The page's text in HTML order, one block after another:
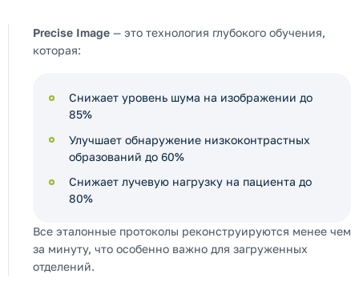
Precise Image — это технология глубокого обучения,
которая:
Снижает уровень шума на изображении до
85%
Улучшает обнаружение низкоконтрастных
образований до 60%
Снижает лучевую нагрузку на пациента до
80%
Все эталонные протоколы реконструируются менее чем
за минуту, что особенно важно для загруженных
отделений.